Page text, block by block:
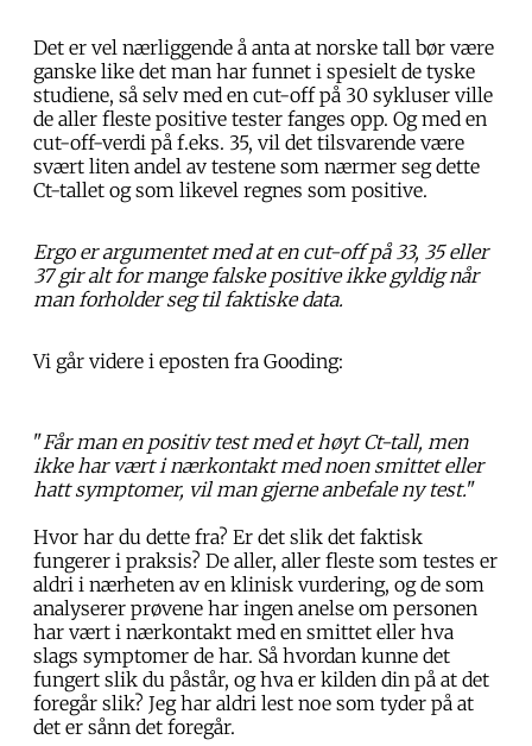
Det er vel nærliggende å anta at norske tall bør være
ganske like det man har funnet i spesielt de tyske
studiene, så selv med en cut-off på 30 sykluser ville
de aller fleste positive tester fanges opp. Og med en
cut-off-verdi på f.eks. 35, vil det tilsvarende være
svært liten andel av testene som nærmer seg dette
Ct-tallet og som likevel regnes som positive.
Ergo er argumentet med at en cut-off på 33, 35 eller
37 gir alt for mange falske positive ikke gyldig når
man forholder seg til faktiske data.
Vi går videre i eposten fra Gooding:
"Får man en positiv test med et høyt Ct-tall, men
ikke har vært i nærkontakt med noen smittet eller
hatt symptomer, vil man gjerne anbefale ny test."
Hvor har du dette fra? Er det slik det faktisk
fungerer i praksis? De aller, aller fleste som testes er
aldri i nærheten av en klinisk vurdering, og de som
analyserer prøvene har ingen anelse om personen
har vært i nærkontakt med en smittet eller hva
slags symptomer de har. Så hvordan kunne det
fungert slik du påstår, og hva er kilden din på at det
foregår slik? Jeg har aldri lest noe som tyder på at
det er sånn det foregår.